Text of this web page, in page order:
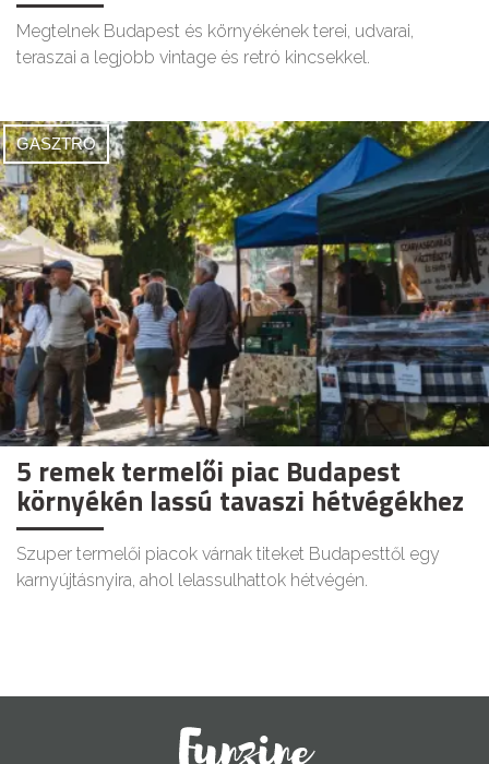
Megtelnek Budapest és környékének terei, udvarai,
teraszai a legjobb vintage és retró kincsekkel.
GASZTRO
5 remek termelői piac Budapest
környékén lassú tavaszi hétvégékhez
Szuper termelői piacok várnak titeket Budapesttől egy
karnyújtásnyira, ahol lelassulhattok hétvégén.